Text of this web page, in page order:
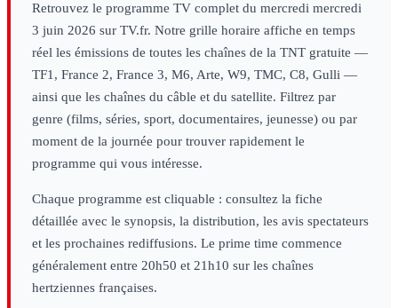
Retrouvez le programme TV complet du mercredi mercredi
3 juin 2026 sur TV.fr. Notre grille horaire affiche en temps
réel les émissions de toutes les chaînes de la TNT gratuite —
TF1, France 2, France 3, M6, Arte, W9, TMC, C8, Gulli —
ainsi que les chaînes du câble et du satellite. Filtrez par
genre (films, séries, sport, documentaires, jeunesse) ou par
moment de la journée pour trouver rapidement le
programme qui vous intéresse.
Chaque programme est cliquable : consultez la fiche
détaillée avec le synopsis, la distribution, les avis spectateurs
et les prochaines rediffusions. Le prime time commence
généralement entre 20h50 et 21h10 sur les chaînes
hertziennes françaises.